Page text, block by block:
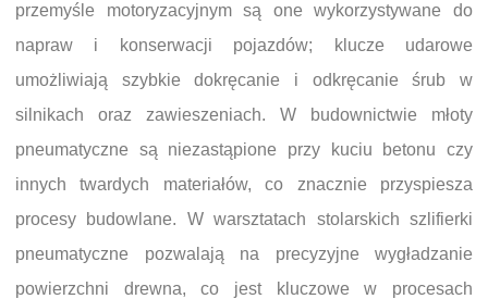
przemyśle motoryzacyjnym są one wykorzystywane do
napraw i konserwacji pojazdów; klucze udarowe
umożliwiają szybkie dokręcanie i odkręcanie śrub w
silnikach oraz zawieszeniach. W budownictwie młoty
pneumatyczne są niezastąpione przy kuciu betonu czy
innych twardych materiałów, co znacznie przyspiesza
procesy budowlane. W warsztatach stolarskich szlifierki
pneumatyczne pozwalają na precyzyjne wygładzanie
powierzchni drewna, co jest kluczowe w procesach